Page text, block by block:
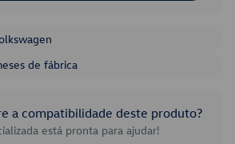
de fábrica
a compatibilidade deste produto?
está pronta para ajudar!